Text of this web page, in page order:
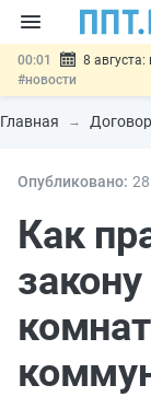
00:01
8
#новости
07.08 Подписан
«Честный знак»
07.08 Госпошлину
07.08
отношений
#новости
Главная
Опубликовано:
Как